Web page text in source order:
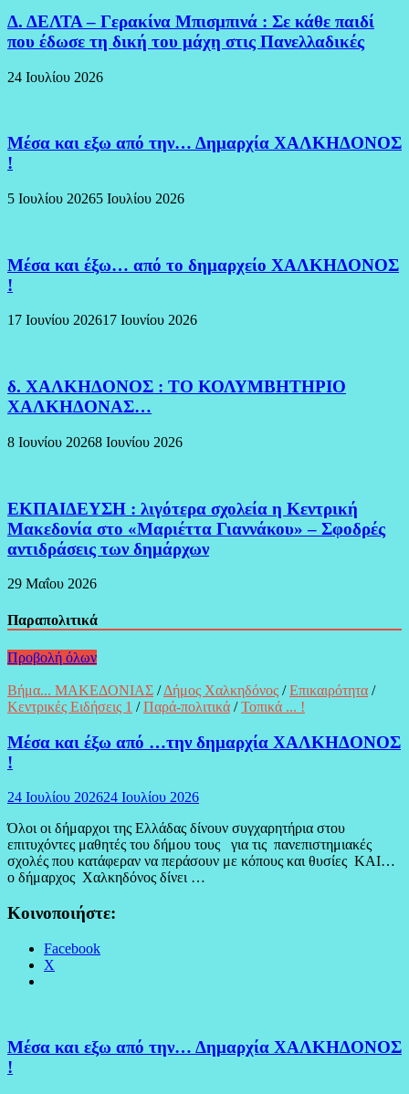
Δ. ΔΕΛΤΑ – Γερακίνα Μπισμπινά : Σε κάθε παιδί
που έδωσε τη δική του μάχη στις Πανελλαδικές
24 Ιουλίου 2026
Μέσα και εξω από την… Δημαρχία ΧΑΛΚΗΔΟΝΟΣ
!
5 Ιουλίου 20265 Ιουλίου 2026
Μέσα και έξω… από το δημαρχείο ΧΑΛΚΗΔΟΝΟΣ
!
17 Ιουνίου 202617 Ιουνίου 2026
δ. ΧΑΛΚΗΔΟΝΟΣ : ΤΟ ΚΟΛΥΜΒΗΤΗΡΙΟ
ΧΑΛΚΗΔΟΝΑΣ…
8 Ιουνίου 20268 Ιουνίου 2026
ΕΚΠΑΙΔΕΥΣΗ : λιγότερα σχολεία η Κεντρική
Μακεδονία στο «Μαριέττα Γιαννάκου» – Σφοδρές
αντιδράσεις των δημάρχων
29 Μαΐου 2026
Παραπολιτικά
Προβολή όλων
Βήμα... ΜΑΚΕΔΟΝΙΑΣ /Δήμος Χαλκηδόνος /Επικαιρότητα /
Κεντρικές Ειδήσεις 1 /Παρά-πολιτικά /Τοπικά ... !
Μέσα και έξω από …την δημαρχία ΧΑΛΚΗΔΟΝΟΣ
!
24 Ιουλίου 202624 Ιουλίου 2026
Όλοι οι δήμαρχοι της Ελλάδας δίνουν συγχαρητήρια στου
επιτυχόντες μαθητές του δήμου τους για τις πανεπιστημιακές
σχολές που κατάφεραν να περάσουν με κόπους και θυσίες ΚΑΙ…
ο δήμαρχος Χαλκηδόνος δίνει …
Κοινοποιήστε:
Facebook
X
Μέσα και εξω από την… Δημαρχία ΧΑΛΚΗΔΟΝΟΣ
!